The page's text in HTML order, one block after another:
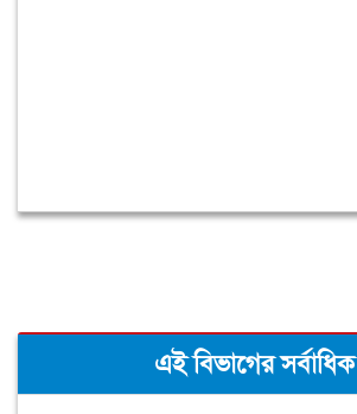
এই বিভাগের